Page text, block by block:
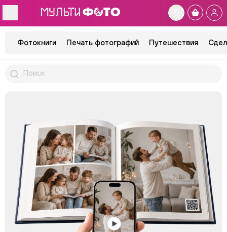
Фотокниги Печать фотографий Путешествия